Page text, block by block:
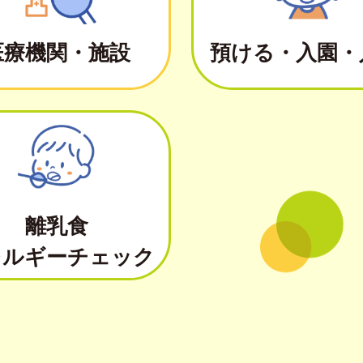
機関・施設 預ける・入園
離乳食
ギーチェック